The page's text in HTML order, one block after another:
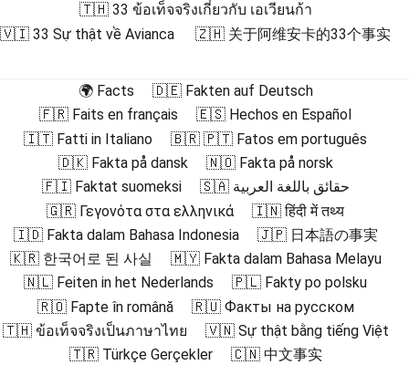
🇹🇭 33 ข้อเท็จจริงเกี่ยวกับ เอเวียนก้า
🇻🇮 33 Sự thật về Avianca
🇿🇭 关于阿维安卡的33个事实
🌍 Facts
🇩🇪 Fakten auf Deutsch
🇫🇷 Faits en français
🇪🇸 Hechos en Español
🇮🇹 Fatti in Italiano
🇧🇷 🇵🇹 Fatos em português
🇩🇰 Fakta på dansk
🇳🇴 Fakta på norsk
🇫🇮 Faktat suomeksi
🇸🇦 حقائق باللغة العربية
🇬🇷 Γεγονότα στα ελληνικά
🇮🇳 हिंदी में तथ्य
🇮🇩 Fakta dalam Bahasa Indonesia
🇯🇵 日本語の事実
🇰🇷 한국어로 된 사실
🇲🇾 Fakta dalam Bahasa Melayu
🇳🇱 Feiten in het Nederlands
🇵🇱 Fakty po polsku
🇷🇴 Fapte în română
🇷🇺 Факты на русском
🇹🇭 ข้อเท็จจริงเป็นภาษาไทย
🇻🇳 Sự thật bằng tiếng Việt
🇹🇷 Türkçe Gerçekler
🇨🇳 中文事实